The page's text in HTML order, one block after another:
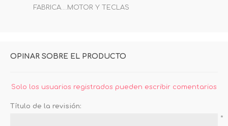
FABRICA....MOTOR Y TECLAS
OPINAR SOBRE EL PRODUCTO
Solo los usuarios registrados pueden escribir comentarios
Título de la revisión:
*